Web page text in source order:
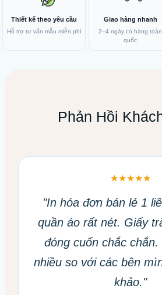
Thiết kế theo yêu cầu
Hỗ trợ tư vấn mẫu miễn phí
Giao hàng nhanh
2–4 ngày có hàng toàn
quốc
Phản Hồi
★★★★★
"In hóa đơn bán lẻ 1
quần áo rất nét. Giấy
đóng cuốn chắc
nhiều so với các bên
khảo."